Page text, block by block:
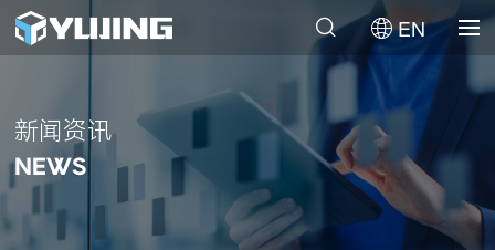
EN
新闻资讯
NEWS